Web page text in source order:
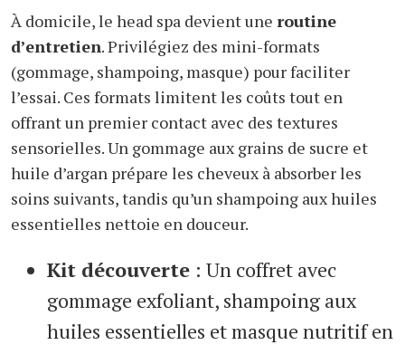
À domicile, le head spa devient une routine
d’entretien. Privilégiez des mini-formats
(gommage, shampoing, masque) pour faciliter
l’essai. Ces formats limitent les coûts tout en
offrant un premier contact avec des textures
sensorielles. Un gommage aux grains de sucre et
huile d’argan prépare les cheveux à absorber les
soins suivants, tandis qu’un shampoing aux huiles
essentielles nettoie en douceur.
Kit découverte : Un coffret avec
gommage exfoliant, shampoing aux
huiles essentielles et masque nutritif en